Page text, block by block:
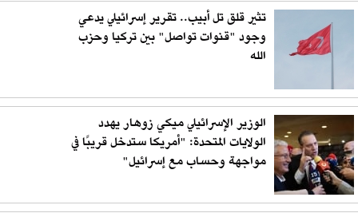
تثير قلق تل أبيب.. تقرير إسرائيلي يدعي
وجود "قنوات تواصل" بين تركيا وحزب
الله
الوزير الإسرائيلي ميكي زوهار يهدد
الولايات المتحدة: "أمريكا ستدخل قريبًا في
مواجهة وحساب مع إسرائيل"